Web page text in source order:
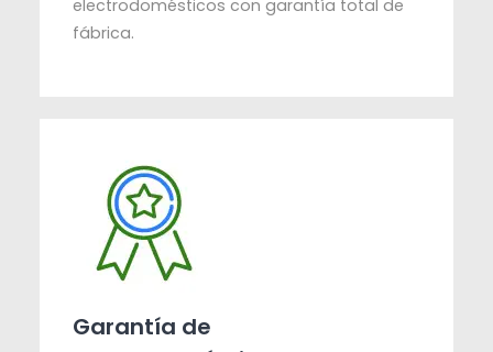
electrodomésticos con garantía total de
fábrica.
Garantía de